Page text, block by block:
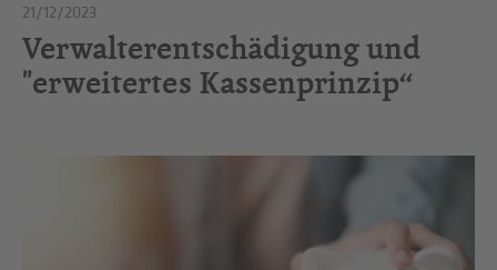
21/12/2023
Verwalterentschädigung und
"erweitertes Kassenprinzip“